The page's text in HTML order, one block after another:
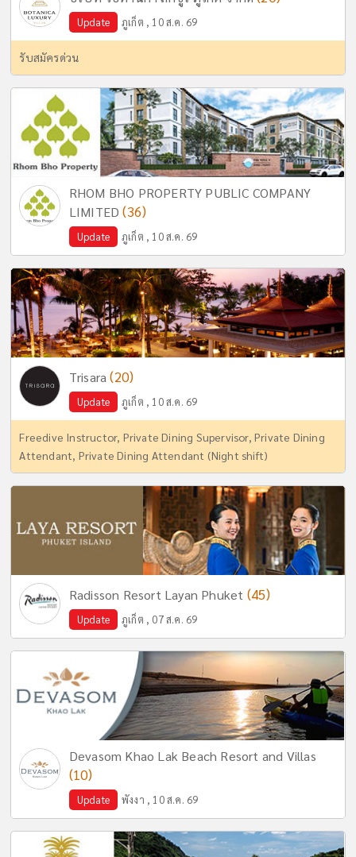
Update ภูเก็ต , 10 ส.ค. 69
รับสมัครด่วน
RHOM BHO PROPERTY PUBLIC COMPANY
LIMITED(36)
Update ภูเก็ต , 10 ส.ค. 69
Trisara(20)
Update ภูเก็ต , 10 ส.ค. 69
Freedive Instructor, Private Dining Supervisor, Private Dining
Attendant, Private Dining Attendant (Night shift)
Radisson Resort Layan Phuket (45)
Update ภูเก็ต , 07 ส.ค. 69
Devasom Khao Lak Beach Resort and Villas
(10)
Update พังงา , 10 ส.ค. 69